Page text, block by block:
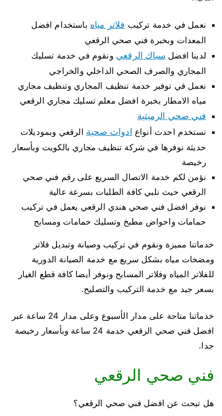
نعمل في خدمة تركيب فلاتر مياه باستخدام افضل
المعدات وبخبرة فني صحي الرقعي
لدينا افضل سباك الرقعي ونقوم في خدمة تسليك
المجاري والصرف الصحي الداخلي والخراجي
نعمل في توفير خدمة تنظيف المجاري وتنظيف مجاري
مياه الامطار بخبرة افضل معلم تسليك مجاري الرقعي
فني صحي الرميثية
نستخدم احدث أنواع ادوات صحية الرقعي وبموديلات
حديثة نوفرها في شركة تنظيف مجاري بالكويت وبأسعار
رخيصة
نؤمن لكم خدمة الاتصال السريع على رقم فني صحي
الرقعي حيث نلبي كافة الطلبات بسرعة عالية
نوفر افضل فني صحي هندي الرقعي يعمل في تركيب
حمامات واحواض مطبخ وتسليك حمامات ومسابح
خدماتنا مميزة ونقوم في تركيب وصيانة وتبديل فلاتر
ومضخات مياه بشكل سريع مع خدمة الصيانة الدورية
للفلاتر المياه وفلاتر المسابح ونوفر أيضا كافة قطع الغيار
بسعر جيد مع خدمة التركيب والتصليح.
خدماتنا متاحة على مدار الأسبوع وعلى مدار 24 ساعة عبر
افضل فني صحي الرقعي خدمة 24 ساعة وبأسعار رخيصة
جدا.
فني صحي الرقعي
هل تبحث عن افضل فني صحي الرقعي؟